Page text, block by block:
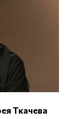
Ткачева